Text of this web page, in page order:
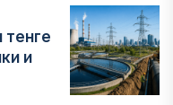
тенге
и